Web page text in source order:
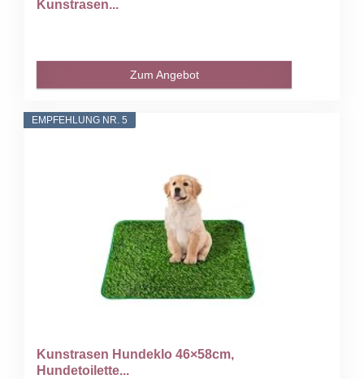
Kunstrasen...
Zum Angebot
EMPFEHLUNG NR. 5
Kunstrasen Hundeklo 46×58cm,
Hundetoilette...